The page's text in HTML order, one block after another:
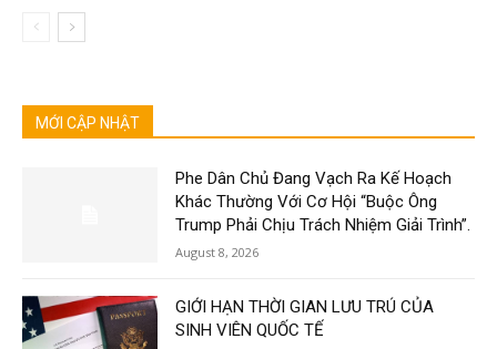
MỚI CẬP NHẬT
Phe Dân Chủ Đang Vạch Ra Kế Hoạch
Khác Thường Với Cơ Hội “Buộc Ông
Trump Phải Chịu Trách Nhiệm Giải Trình”.
August 8, 2026
GIỚI HẠN THỜI GIAN LƯU TRÚ CỦA
SINH VIÊN QUỐC TẾ